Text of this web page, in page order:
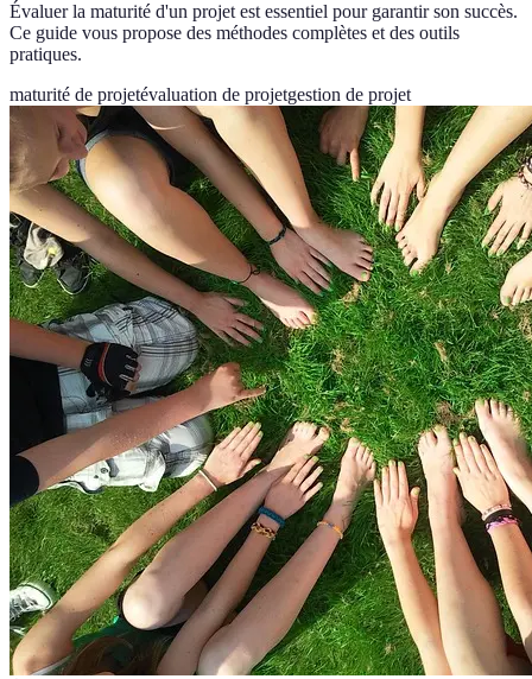
Évaluer la maturité d'un projet est essentiel pour garantir son succès.
Ce guide vous propose des méthodes complètes et des outils
pratiques.
maturité de projetévaluation de projetgestion de projet